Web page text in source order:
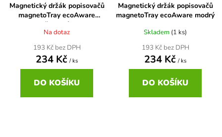
Magnetický držák popisovačů
magnetoTray ecoAware
červený
Na dotaz
193 Kč bez DPH
234 Kč / ks
DO KOŠÍKU
Magnetický držák popisovačů
magnetoTray ecoAware modrý
Skladem (1 ks)
193 Kč bez DPH
234 Kč / ks
DO KOŠÍKU